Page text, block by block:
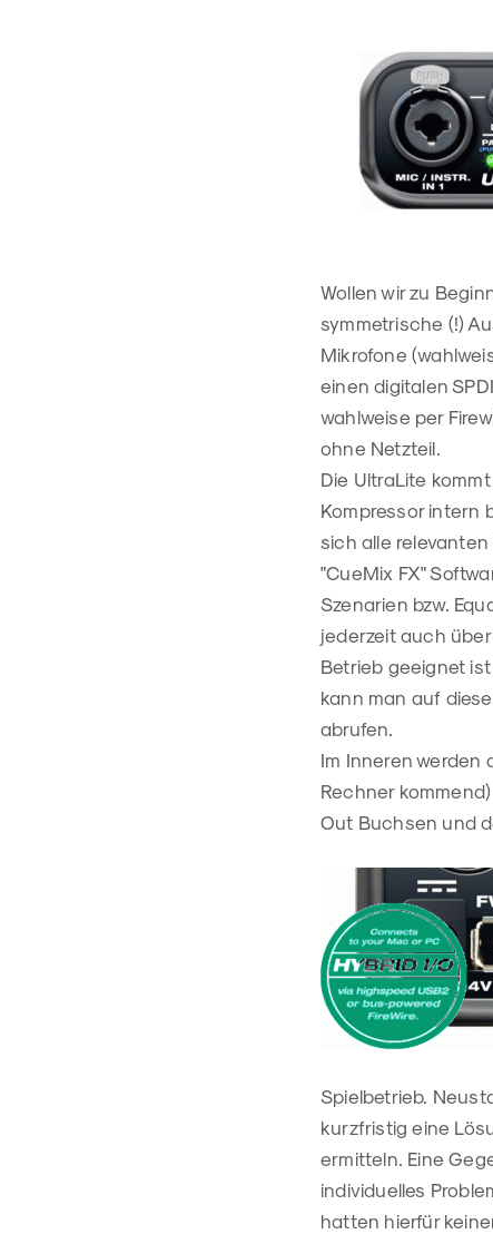
Wollen wir zu
symmetrische (!)
Mikrofone
einen digitalen
wahlweise per
ohne Netzteil.
Die UltraLite
Kompressor intern
sich alle
"CueMix FX"
Szenarien bzw.
jederzeit auch
Betrieb geeignet
kann man auf
abrufen.
Im Inneren werden
Rechner
Out Buchsen und
Spielbetrieb.
kurzfristig eine
ermitteln. Eine
individuelles
hatten hierfür